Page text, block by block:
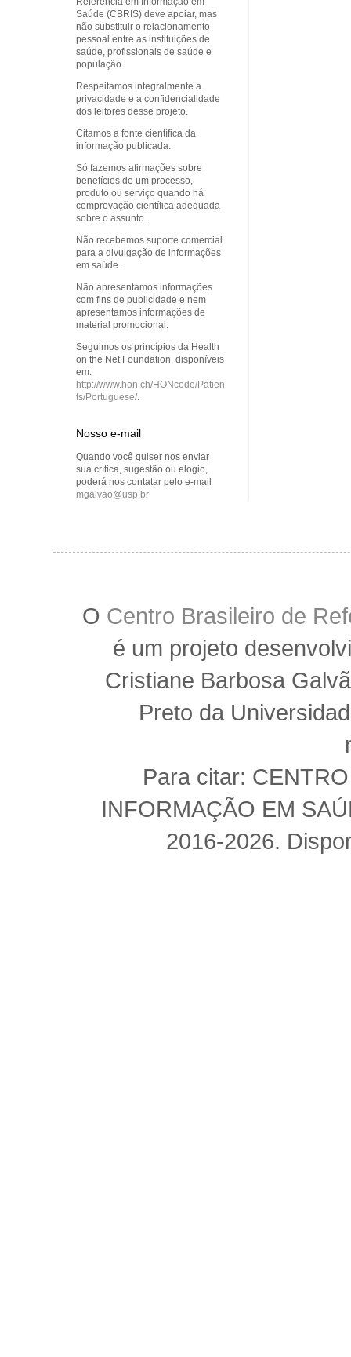
Saúde (CBRIS) deve apoiar, mas
não substituir o relacionamento
pessoal entre as instituições de
saúde, profissionais de saúde e
população.
Respeitamos integralmente a
privacidade e a confidencialidade
dos leitores desse projeto.
Citamos a fonte científica da
informação publicada.
Só fazemos afirmações sobre
benefícios de um processo,
produto ou serviço quando há
comprovação científica adequada
sobre o assunto.
Não recebemos suporte comercial
para a divulgação de informações
em saúde.
Não apresentamos informações
com fins de publicidade e nem
apresentamos informações de
material promocional.
Seguimos os princípios da Health
on the Net Foundation, disponíveis
em:
http://www.hon.ch/HONcode/Patien
ts/Portuguese/.
Nosso e-mail
Quando você quiser nos enviar
sua crítica, sugestão ou elogio,
poderá nos contatar pelo e-mail
mgalvao@usp.br
O Centro Brasileiro de
é um projeto
Cristiane Barbosa
Preto da
Para citar:
INFORMAÇÃO EM
2016-2026.